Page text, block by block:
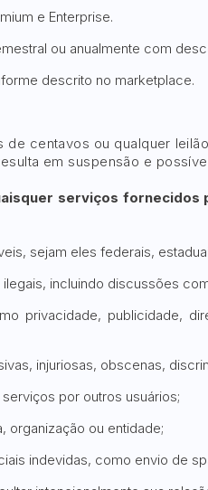
e Enterprise.
ou anualmente com
descrito no marketplace.
centavos ou qualquer
em suspensão e
serviços
sejam eles federais,
incluindo discussões
privacidade, publicidade,
injuriosas, obscenas,
por outros usuários;
organização ou entidade;
indevidas, como envio de